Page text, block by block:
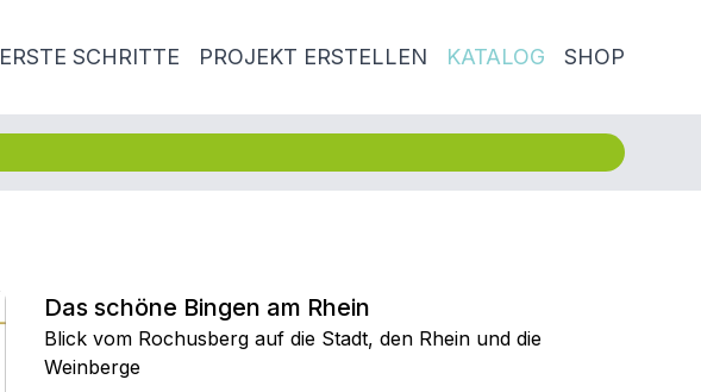
ERSTE SCHRITTE PROJEKT ERSTELLEN KATALOG SHOP
Das schöne Bingen am Rhein
Blick vom Rochusberg auf die Stadt, den Rhein und die
Weinberge